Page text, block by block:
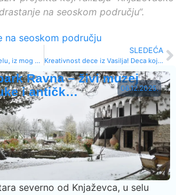
na seoskom području“.
na seoskom području
Život i odrastanje na selu, iz mog ugla
SLEDEĆA
Kreativnost dece iz Vasilja! Deca koja vole svoje selo
06.12.2025.
Ravna – živi muzej
i antičk…
severno od Knjaževca, u selu